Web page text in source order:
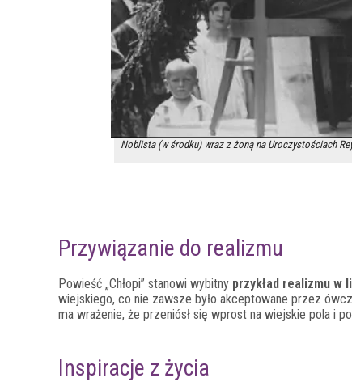
Noblista (w środku) wraz z żoną na Uroczystościach
Przywiązanie do realizmu
Powieść „Chłopi” stanowi wybitny przykład realizmu w
wiejskiego, co nie zawsze było akceptowane przez
ma wrażenie, że przeniósł się wprost na wiejskie pola i
Inspiracje z życia